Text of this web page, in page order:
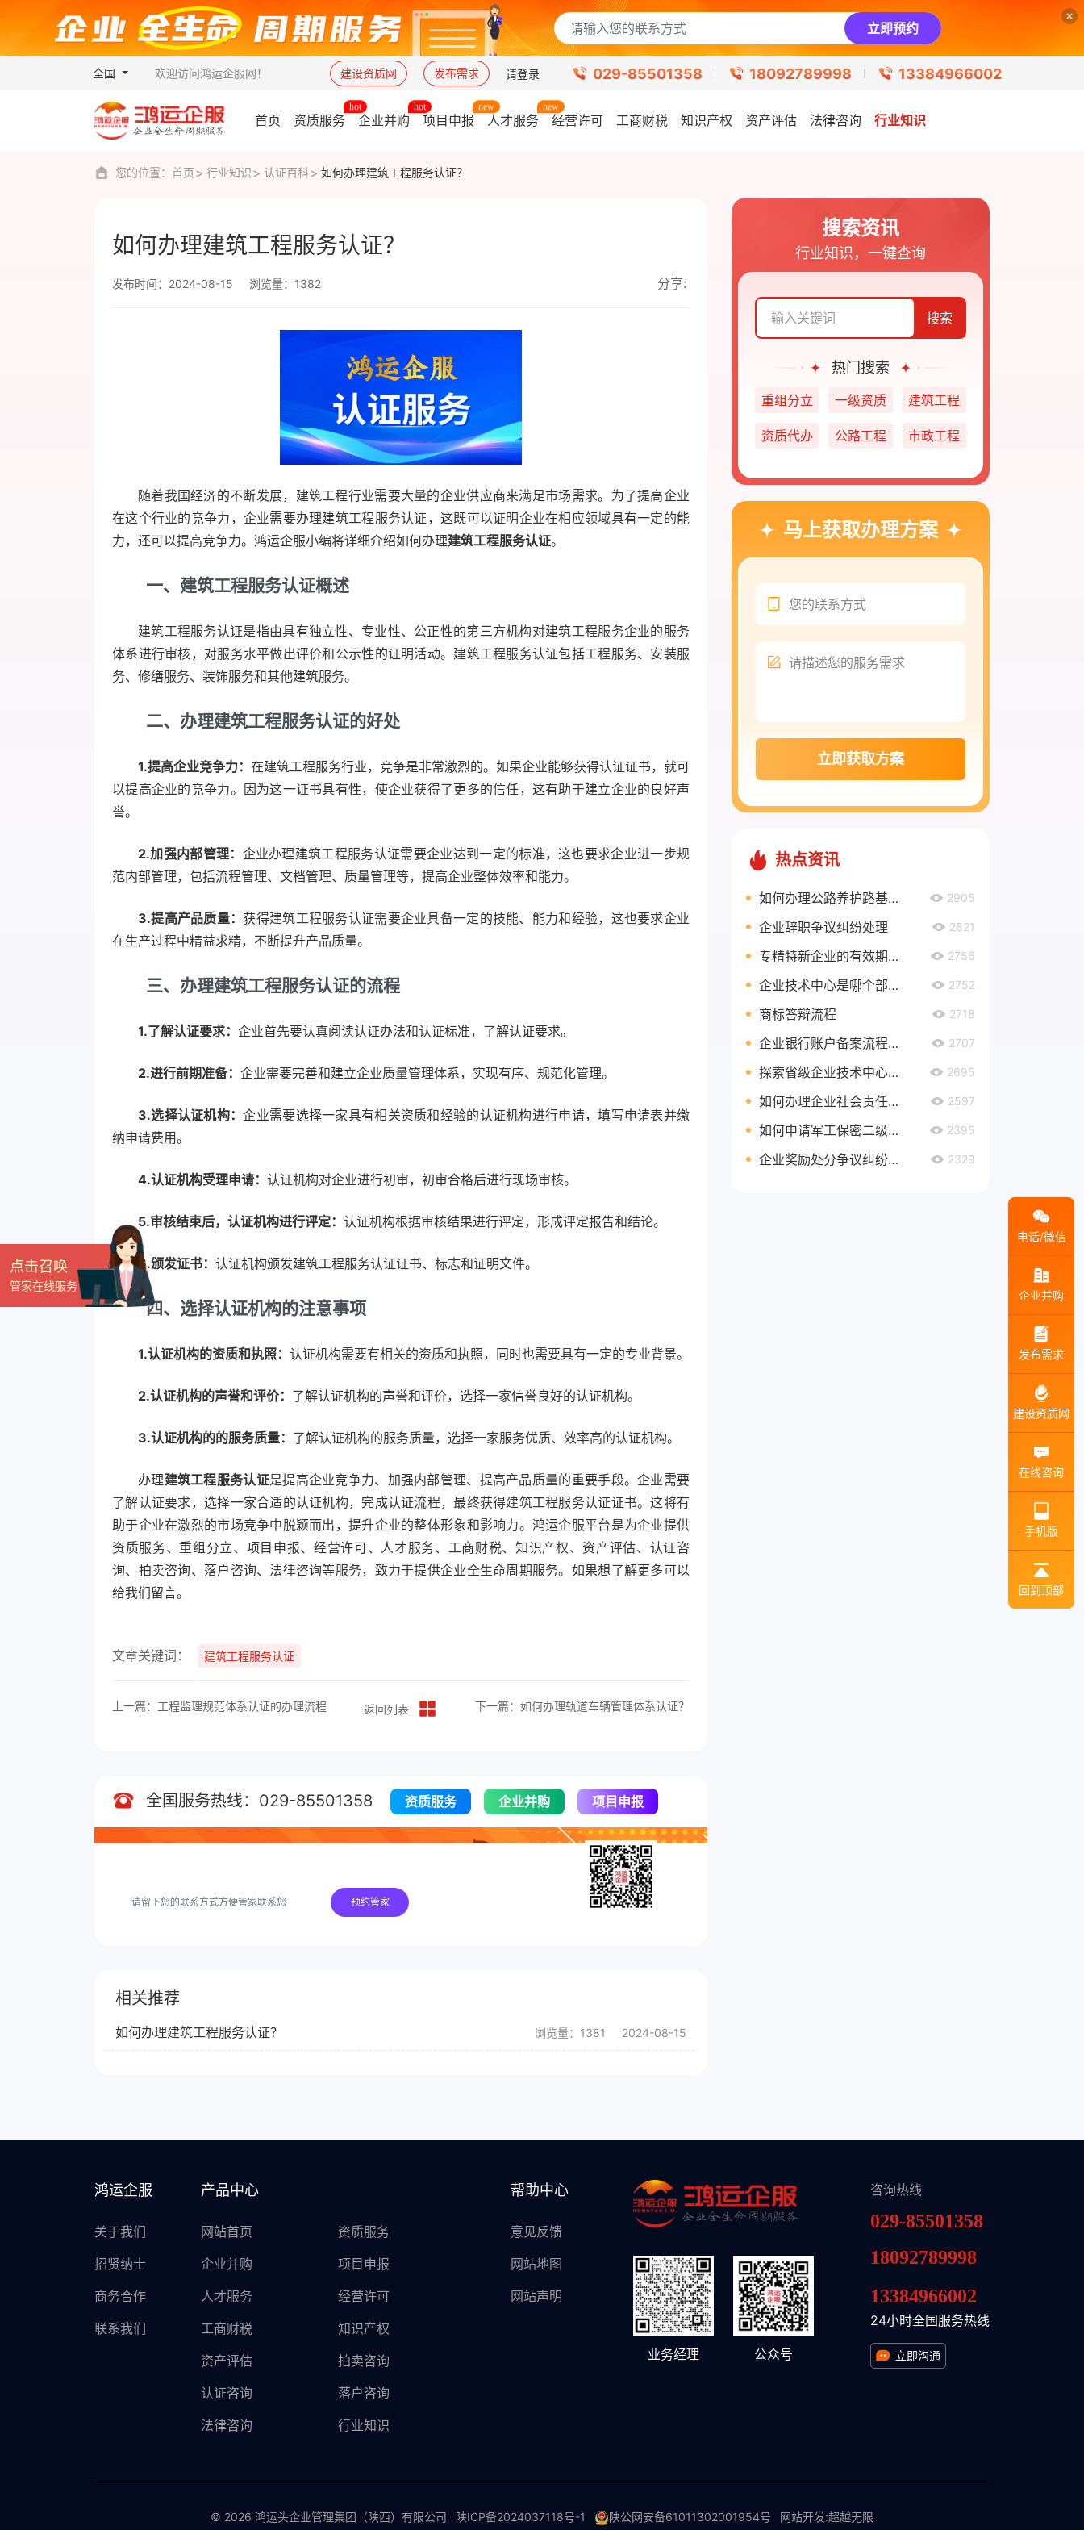
立即预约
全国 欢迎访问鸿运企服网！ 建设资质网 发布需求 请登录 029-85501358 18092789998 13384966002
首页 资质服务 企业并购 项目申报 人才服务 经营许可 工商财税 知识产权 资产评估 法律咨询 行业知识
您的位置： 首页 行业知识 认证百科 如何办理建筑工程服务认证？
如何办理建筑工程服务认证？
发布时间：2024-08-15 浏览量：1382 分享:
随着我国经济的不断发展，建筑工程行业需要大量的企业供应商来满足市场需求。为了提高企业
在这个行业的竞争力，企业需要办理建筑工程服务认证，这既可以证明企业在相应领域具有一定的能
力，还可以提高竞争力。鸿运企服小编将详细介绍如何办理建筑工程服务认证。
一、建筑工程服务认证概述
建筑工程服务认证是指由具有独立性、专业性、公正性的第三方机构对建筑工程服务企业的服务
体系进行审核，对服务水平做出评价和公示性的证明活动。建筑工程服务认证包括工程服务、安装服
务、修缮服务、装饰服务和其他建筑服务。
二、办理建筑工程服务认证的好处
1.提高企业竞争力： 在建筑工程服务行业，竞争是非常激烈的。如果企业能够获得认证证书，就可
以提高企业的竞争力。因为这一证书具有性，使企业获得了更多的信任，这有助于建立企业的良好声
誉。
2.加强内部管理： 企业办理建筑工程服务认证需要企业达到一定的标准，这也要求企业进一步规
范内部管理，包括流程管理、文档管理、质量管理等，提高企业整体效率和能力。
3.提高产品质量：获得建筑工程服务认证需要企业具备一定的技能、能力和经验，这也要求企业
在生产过程中精益求精，不断提升产品质量。
三、办理建筑工程服务认证的流程
1.了解认证要求： 企业首先要认真阅读认证办法和认证标准，了解认证要求。
2.进行前期准备： 企业需要完善和建立企业质量管理体系，实现有序、规范化管理。
3.选择认证机构：企业需要选择一家具有相关资质和经验的认证机构进行申请，填写申请表并缴
纳申请费用。
4.认证机构受理申请： 认证机构对企业进行初审，初审合格后进行现场审核。
5.审核结束后，认证机构进行评定： 认证机构根据审核结果进行评定，形成评定报告和结论。
6.颁发证书： 认证机构颁发建筑工程服务认证证书、标志和证明文件。
四、选择认证机构的注意事项
1.认证机构的资质和执照： 认证机构需要有相关的资质和执照，同时也需要具有一定的专业背景。
2.认证机构的声誉和评价： 了解认证机构的声誉和评价，选择一家信誉良好的认证机构。
3.认证机构的的服务质量： 了解认证机构的服务质量，选择一家服务优质、效率高的认证机构。
办理建筑工程服务认证是提高企业竞争力、加强内部管理、提高产品质量的重要手段。企业需要
了解认证要求，选择一家合适的认证机构，完成认证流程，最终获得建筑工程服务认证证书。这将有
助于企业在激烈的市场竞争中脱颖而出，提升企业的整体形象和影响力。鸿运企服平台是为企业提供
资质服务、重组分立、项目申报、经营许可、人才服务、工商财税、知识产权、资产评估、认证咨
询、拍卖咨询、落户咨询、法律咨询等服务，致力于提供企业全生命周期服务。如果想了解更多可以
给我们留言。
文章关键词： 建筑工程服务认证
上一篇：工程监理规范体系认证的办理流程 返回列表 下一篇：如何办理轨道车辆管理体系认证？
全国服务热线：029-85501358 资质服务 企业并购 项目申报
预约管家
相关推荐
如何办理建筑工程服务认证？ 浏览量：1381 2024-08-15
搜索资讯
行业知识，一键查询
搜索
热门搜索
重组分立 一级资质 建筑工程
资质代办 公路工程 市政工程
马上获取办理方案
立即获取方案
热点资讯
如何办理公路养护路基路面乙级资质？ 2905
企业辞职争议纠纷处理 2821
专精特新企业的有效期有多久？ 2756
企业技术中心是哪个部门认定？ 2752
商标答辩流程 2718
企业银行账户备案流程是什么？ 2707
探索省级企业技术中心奖励政策，助力企业创新发展 2695
如何办理企业社会责任管理体系认证延期 2597
如何申请军工保密二级资质 2395
企业奖励处分争议纠纷处理 2329
点击召唤
管家在线服务
鸿运企服
关于我们
招贤纳士
商务合作
联系我们
产品中心
网站首页
资质服务
企业并购
项目申报
人才服务
经营许可
工商财税
知识产权
资产评估
拍卖咨询
认证咨询
落户咨询
法律咨询
行业知识
帮助中心
意见反馈
网站地图
网站声明
业务经理 公众号
咨询热线
029-85501358
18092789998
13384966002
24小时全国服务热线
立即沟通
© 2026 鸿运头企业管理集团（陕西）有限公司 陕ICP备2024037118号-1 陕公网安备61011302001954号 网站开发:超越无限
电话/微信
企业并购
发布需求
建设资质网
在线咨询
手机版
回到顶部